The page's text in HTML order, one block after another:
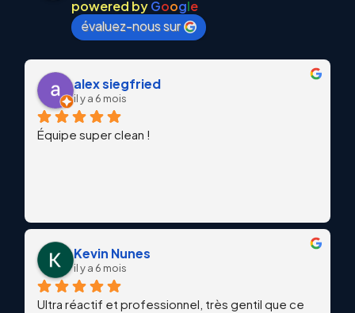
powered byGoogle
évaluez-nous sur
alex siegfried
il y a 6 mois
Équipe super clean !
Kevin Nunes
il y a 6 mois
Ultra réactif et professionnel, très gentil que ce